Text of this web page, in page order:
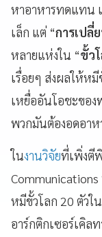
หาอาหารทดแทน
เล็ก แต่ “การเปลี่
หลายแห่งใน “ขั้ว
เรื่อยๆ ส่งผลให้หมี
เหยื่ออันโอชะขอ
พวกมันต้องอดอา
ในงานวิจัยที่เพิ่งตี
หมีขั้วโลก 20 ตัวใ
อาร์กติกเซอร์เคิล